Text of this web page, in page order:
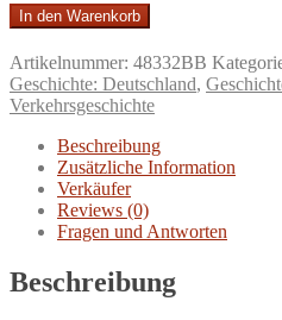
Kleine
Postgeschichte
von
Kaiser
Augustus
bis
Generalpostmeister
Heinrich
Stephan.
Postwesen
in
Brandenburg
In den Warenkorb
Artikelnummer: 48332BB
Geschichte: Deutschland,
Verkehrsgeschichte
Beschreibung
Zusätzliche Information
Verkäufer
Reviews (0)
Fragen und Antworten
Beschreibung